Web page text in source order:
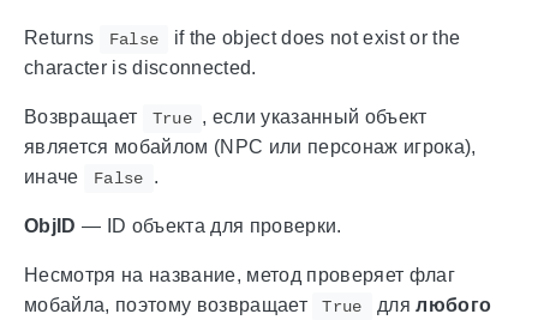
Returns False
if the object does not exist or the
character is disconnected.
Возвращает True , если указанный объект
является мобайлом (NPC или персонаж игрока),
иначе
False .
ObjID — ID объекта для проверки.
Несмотря на название, метод проверяет флаг
мобайла, поэтому возвращает
True длялюбого